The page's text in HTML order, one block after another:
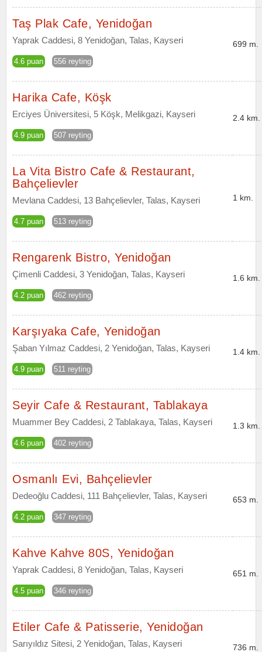
Taş Plak Cafe, Yenidoğan
Yaprak Caddesi, 8 Yenidoğan, Talas, Kayseri
4.6 puan 556 reyting
699 m.
Harika Cafe, Köşk
Erciyes Üniversitesi, 5 Köşk, Melikgazi, Kayseri
4.9 puan 507 reyting
2.4 km.
La Vita Bistro Cafe & Restaurant,
Bahçelievler
Mevlana Caddesi, 13 Bahçelievler, Talas, Kayseri
4.7 puan 513 reyting
1 km.
Rengarenk Bistro, Yenidoğan
Çimenli Caddesi, 3 Yenidoğan, Talas, Kayseri
4.2 puan 462 reyting
1.6 km.
Karşıyaka Cafe, Yenidoğan
Şaban Yılmaz Caddesi, 2 Yenidoğan, Talas, Kayseri
4.9 puan 511 reyting
1.4 km.
Seyir Cafe & Restaurant, Tablakaya
Muammer Bey Caddesi, 2 Tablakaya, Talas, Kayseri
4.6 puan 402 reyting
1.3 km.
Osmanlı Evi, Bahçelievler
Dedeoğlu Caddesi, 111 Bahçelievler, Talas, Kayseri
4.2 puan 347 reyting
653 m.
Kahve Kahve 80S, Yenidoğan
Yaprak Caddesi, 8 Yenidoğan, Talas, Kayseri
4.5 puan 346 reyting
651 m.
Etiler Cafe & Patisserie, Yenidoğan
Sarıyıldız Sitesi, 2 Yenidoğan, Talas, Kayseri 736 m.